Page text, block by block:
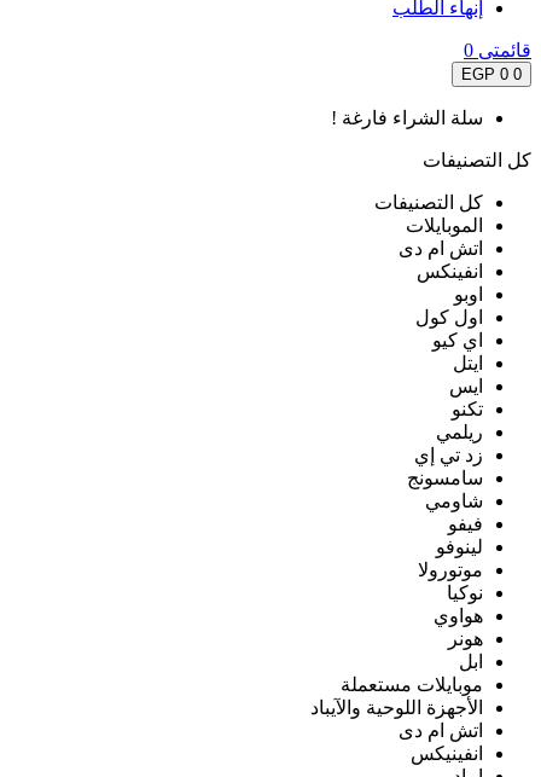
إنهاء الطلب
قائمتى 0
0
0 EGP
سلة الشراء فارغة !
كل التصنيفات
كل التصنيفات
الموبايلات
اتش ام دى
انفينكس
اوبو
اول كول
اي كيو
ايتل
ايس
تكنو
ريلمي
زد تي إي
سامسونج
شاومي
فيفو
لينوفو
موتورولا
نوكيا
هواوي
هونر
ابل
موبايلات مستعملة
الأجهزة اللوحية والآيباد
اتش ام دى
انفينيكس